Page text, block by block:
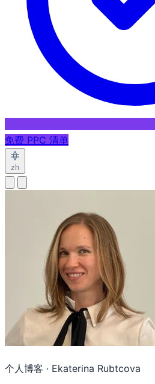
免费 PPC 清单
zh
个人博客 · Ekaterina Rubtcova